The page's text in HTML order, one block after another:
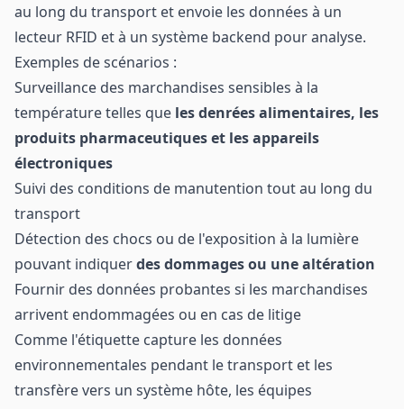
au long du transport et envoie les données à un
lecteur RFID et à un système backend pour analyse.
Exemples de scénarios :
Surveillance des marchandises sensibles à la
température telles que les denrées alimentaires, les
produits pharmaceutiques et les appareils
électroniques
Suivi des conditions de manutention tout au long du
transport
Détection des chocs ou de l'exposition à la lumière
pouvant indiquerdes dommages ou une altération
Fournir des données probantes si les marchandises
arrivent endommagées ou en cas de litige
Comme l'étiquette capture les données
environnementales pendant le transport et les
transfère vers un système hôte, les équipes